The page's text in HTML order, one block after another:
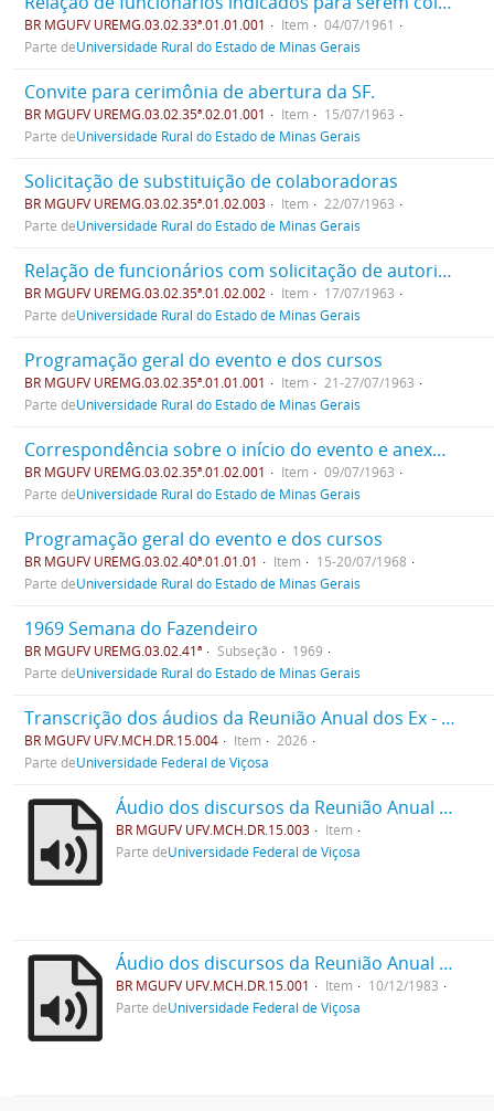
BR MGUFV UREMG.03.02.33ª.01.01.001 Item
04/07/1961
Parte deUniversidade Rural do Estado de Minas Gerais
Convite para cerimônia de abertura da SF.
BR MGUFV UREMG.03.02.35ª.02.01.001 Item
15/07/1963
Parte deUniversidade Rural do Estado de Minas Gerais
Solicitação de substituição de colaboradoras
BR MGUFV UREMG.03.02.35ª.01.02.003 Item
22/07/1963
Parte deUniversidade Rural do Estado de Minas Gerais
Relação de funcionários com solicitação de autorização para serem colaboradores durante a SF.
BR MGUFV UREMG.03.02.35ª.01.02.002 Item
17/07/1963
Parte deUniversidade Rural do Estado de Minas Gerais
Programação geral do evento e dos cursos
BR MGUFV UREMG.03.02.35ª.01.01.001 Item
21-27/07/1963
Parte deUniversidade Rural do Estado de Minas Gerais
Correspondência sobre o início do evento e anexo com instruções de participação
BR MGUFV UREMG.03.02.35ª.01.02.001 Item
09/07/1963
Parte deUniversidade Rural do Estado de Minas Gerais
Programação geral do evento e dos cursos
BR MGUFV UREMG.03.02.40ª.01.01.01 Item
15-20/07/1968
Parte deUniversidade Rural do Estado de Minas Gerais
1969 Semana do Fazendeiro
BR MGUFV UREMG.03.02.41ª Subseção
1969
Parte deUniversidade Rural do Estado de Minas Gerais
Transcrição dos áudios da Reunião Anual dos Ex - Alunos de 1985
BR MGUFV UFV.MCH.DR.15.004 Item
2026
Parte deUniversidade Federal de Viçosa
Áudio dos discursos da Reunião Anual dos Ex - Alunos de 1985
BR MGUFV UFV.MCH.DR.15.003
Item
Parte deUniversidade Federal de Viçosa
Áudio dos discursos da Reunião Anual dos Ex - Alunos de 1983
BR MGUFV UFV.MCH.DR.15.001 Item
10/12/1983
Parte deUniversidade Federal de Viçosa